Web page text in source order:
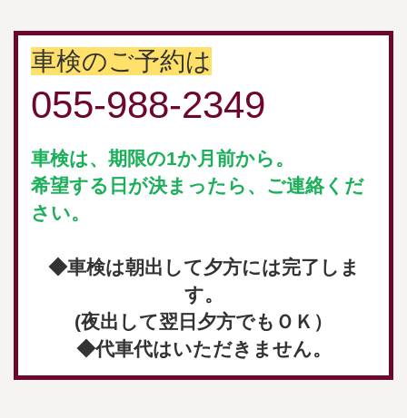
車検のご予約は
055-988-2349
車検は、期限の1か月前から。
希望する日が決まったら、ご連絡くだ
さい。
◆車検は朝出して夕方には完了しま
す。
(夜出して翌日夕方でもＯＫ）
◆代車代はいただきません。